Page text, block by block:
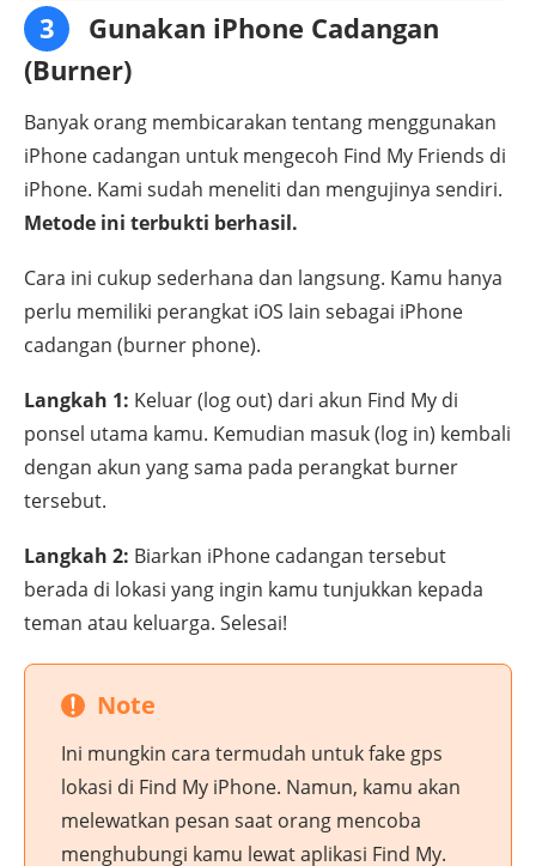
3
Gunakan iPhone Cadangan
(Burner)
Banyak orang membicarakan tentang menggunakan
iPhone cadangan untuk mengecoh Find My Friends di
iPhone. Kami sudah meneliti dan mengujinya sendiri.
Metode ini terbukti berhasil.
Cara ini cukup sederhana dan langsung. Kamu hanya
perlu memiliki perangkat iOS lain sebagai iPhone
cadangan (burner phone).
Langkah 1: Keluar (log out) dari akun Find My di
ponsel utama kamu. Kemudian masuk (log in) kembali
dengan akun yang sama pada perangkat burner
tersebut.
Langkah 2: Biarkan iPhone cadangan tersebut
berada di lokasi yang ingin kamu tunjukkan kepada
teman atau keluarga. Selesai!
Note
Ini mungkin cara termudah untuk fake gps
lokasi di Find My iPhone. Namun, kamu akan
melewatkan pesan saat orang mencoba
menghubungi kamu lewat aplikasi Find My.